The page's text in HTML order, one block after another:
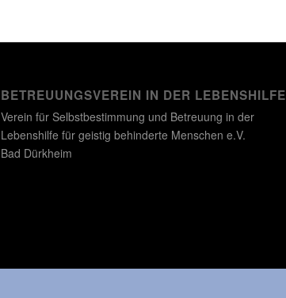
BETREUUNGSVEREIN IN DER LEBENSHILFE
Verein für Selbstbestimmung und Betreuung in der
Lebenshilfe für geistig behinderte Menschen e.V.
Bad Dürkheim